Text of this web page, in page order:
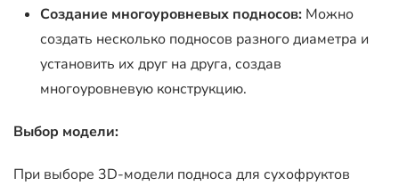
Создание многоуровневых подносов: Можно
создать несколько подносов разного диаметра и
установить их друг на друга, создав
многоуровневую конструкцию.
Выбор модели:
При выборе 3D-модели подноса для сухофруктов